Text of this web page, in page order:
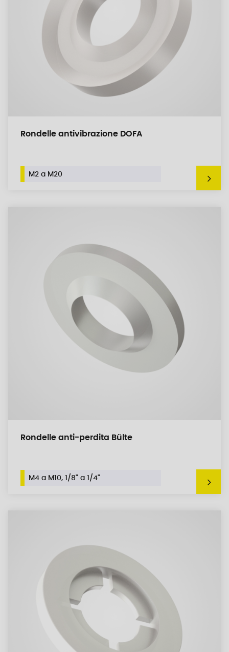
Rondelle antivibrazione DOFA
M2 a M20
Rondelle anti-perdita Bülte
M4 a M10, 1/8" a 1/4"